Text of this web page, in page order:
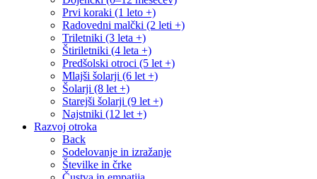
Prvi koraki (1 leto +)
Radovedni malčki (2 leti +)
Triletniki (3 leta +)
Štiriletniki (4 leta +)
Predšolski otroci (5 let +)
Mlajši šolarji (6 let +)
Šolarji (8 let +)
Starejši šolarji (9 let +)
Najstniki (12 let +)
Razvoj otroka
Back
Sodelovanje in izražanje
Številke in črke